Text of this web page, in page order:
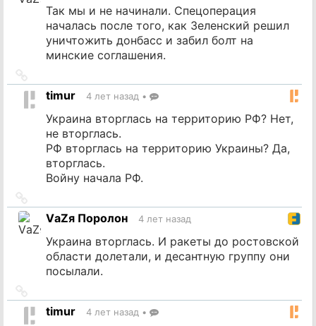
Так мы и не начинали. Спецоперация
началась после того, как Зеленский решил
уничтожить донбасс и забил болт на
минские соглашения.
на
источник
timur 4 лет назад •
Украина вторглась на территорию РФ? Нет,
не вторглась.
РФ вторглась на территорию Украины? Да,
вторглась.
Войну начала РФ.
на
источник
VаZя Поролон 4 лет назад
Украина вторглась. И ракеты до ростовской
области долетали, и десантную группу они
посылали.
на
источник
timur 4 лет назад •